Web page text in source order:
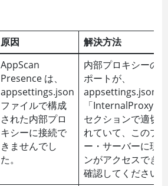
原因
解決方法
AppScan
Presenceは、
appsettings.json
ファイルで構成
された内部プロ
キシーに接続で
きませんでし
た。
内部プロキシーの
ポートが、
appsettings.json
「
セクションで適切
れていて、このプ
ー・サーバーに現
ンがアクセスでき
確認してください。